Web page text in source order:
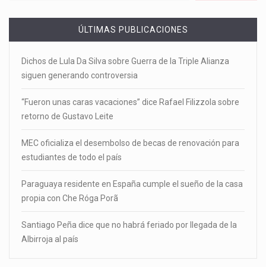
ÚLTIMAS PUBLICACIONES
Dichos de Lula Da Silva sobre Guerra de la Triple Alianza
siguen generando controversia
“Fueron unas caras vacaciones” dice Rafael Filizzola sobre
retorno de Gustavo Leite
MEC oficializa el desembolso de becas de renovación para
estudiantes de todo el país
Paraguaya residente en España cumple el sueño de la casa
propia con Che Róga Porã
Santiago Peña dice que no habrá feriado por llegada de la
Albirroja al país